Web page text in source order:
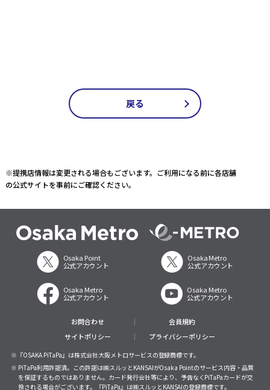
戻る
※提携店情報は変更される場合もございます。ご利用になる前に各店舗
の公式サイトを事前にご確認ください。
Osaka Point
公式アカウント
Osaka Metro
公式アカウント
Osaka Metro
公式アカウント
Osaka Metro
公式アカウント
お問合わせ
会員規約
サイトポリシー
プライバシーポリシー
※『OSAKA PiTaPa』は株式会社大阪メトロサービスの登録商標です。
※ PiTaPa利用許諾済。この許諾は㈱スルッとKANSAIがOsaka Pointのサービス内容・品質
を保証するものではありません。カード発行会社等により、予告なくPiTaPaカードが交
換される場合がございます。『PiTaPa』は㈱スルッとKANSAIの登録商標です。